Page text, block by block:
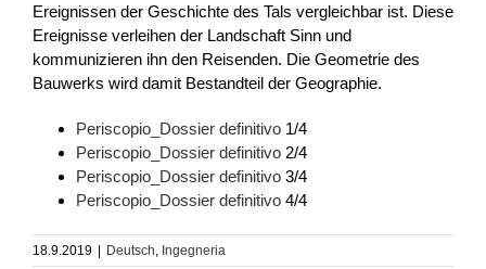
Ereignissen der Geschichte des Tals vergleichbar ist. Diese
Ereignisse verleihen der Landschaft Sinn und
kommunizieren ihn den Reisenden. Die Geometrie des
Bauwerks wird damit Bestandteil der Geographie.
Periscopio_Dossier definitivo 1/4
Periscopio_Dossier definitivo 2/4
Periscopio_Dossier definitivo 3/4
Periscopio_Dossier definitivo 4/4
18.9.2019 | Deutsch Ingegneria